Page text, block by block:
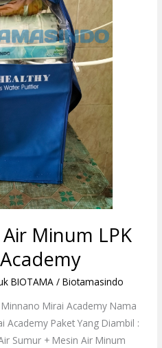
Minum LPK
BIOTAMA /Biotamasindo
Mirai Academy Nama
Academy Paket Yang Diambil :
Sumur + Mesin Air Minum